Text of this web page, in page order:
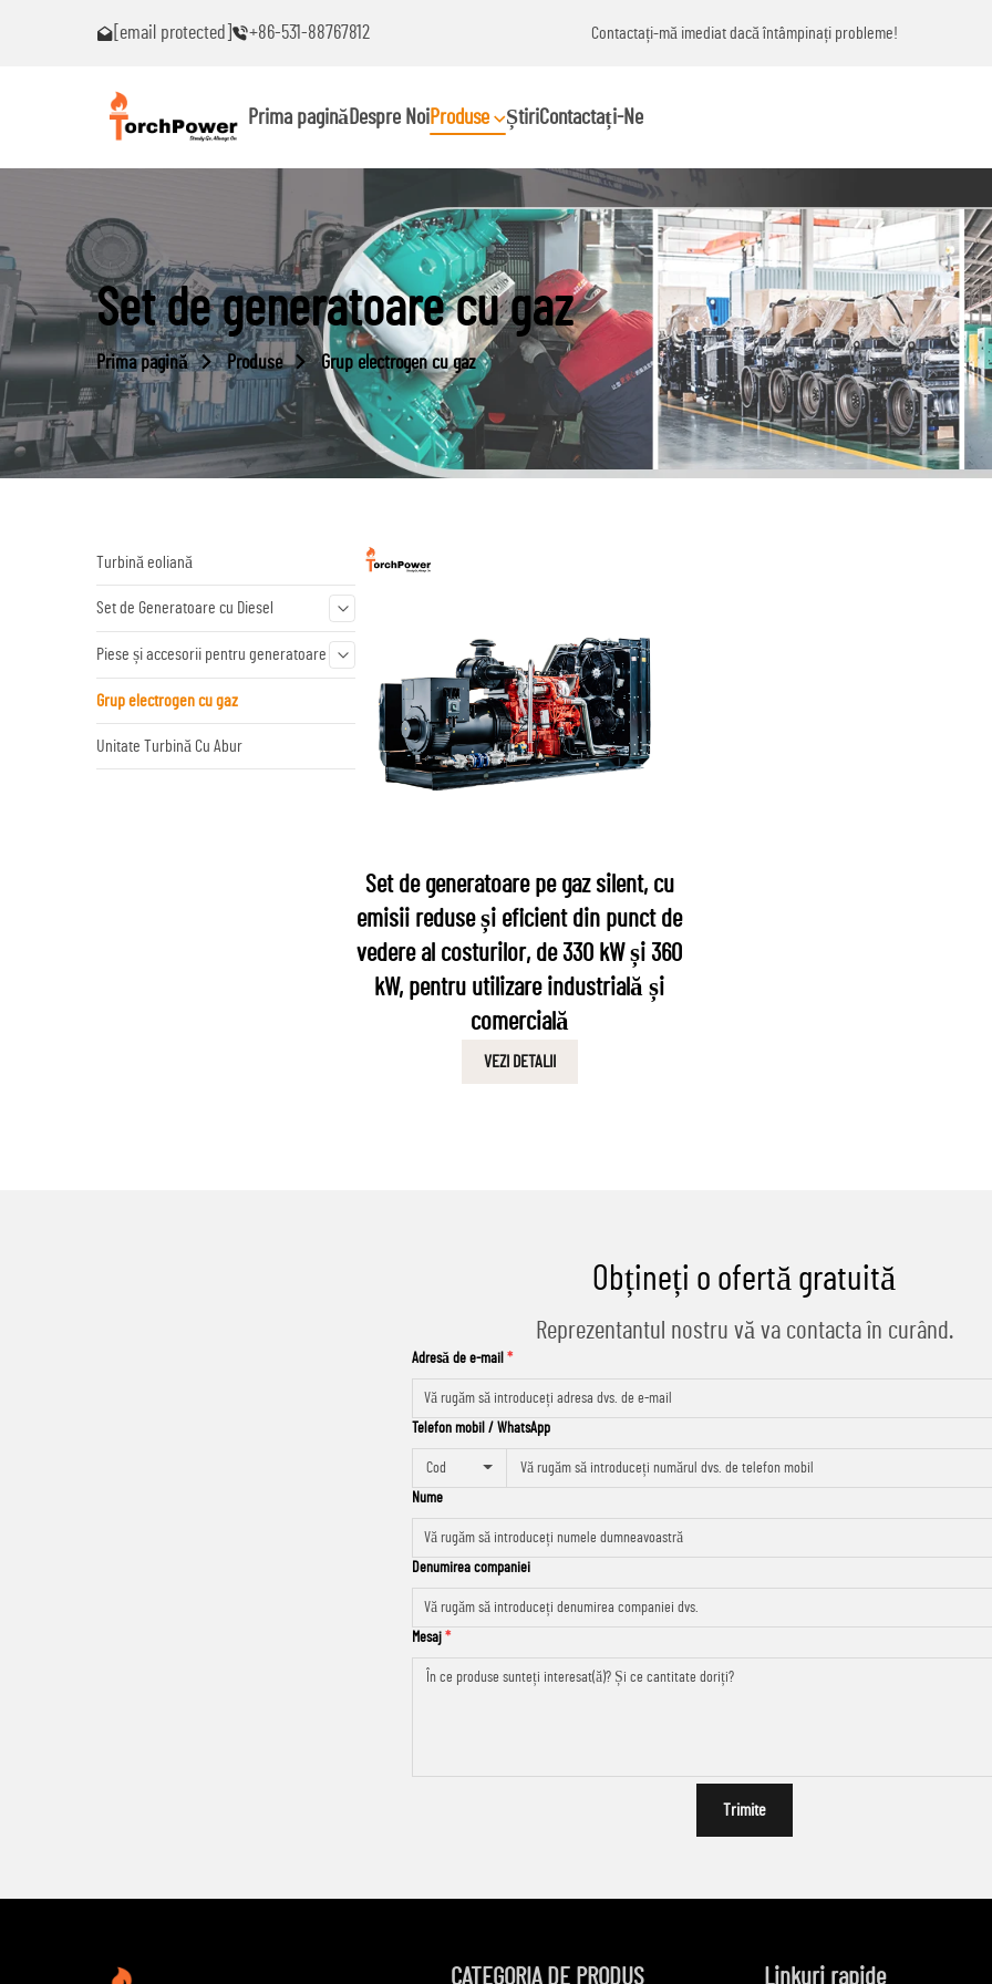
[email protected] +86-531-88767812
Contactați-mă imediat dacă întâmpinați probleme! Contactați-mă imediat dacă întâmpinați probleme!
Prima pagină Despre NoiProduse ȘtiriContactați-Ne
Set de generatoare cu gaz
Prima pagină Produse Grup electrogen cu gaz
Turbină eoliană
Set de Generatoare cu Diesel
Piese și accesorii pentru generatoare
Grup electrogen cu gaz
Unitate Turbină Cu Abur
Set de generatoare pe gaz silent, cu
emisii reduse și eficient din punct de
vedere al costurilor, de 330 kW și 360
kW, pentru utilizare industrială și
comercială
VEZI DETALII
Obțineți o ofertă gratuită
Reprezentantul nostru vă va contacta în curând.
Adresă de e-mail
Telefon mobil / WhatsApp
Cod
Nume
Denumirea companiei
Mesaj
Trimite
CATEGORIA DE PRODUS Linkuri rapide